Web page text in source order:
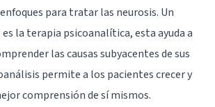
para tratar las neurosis. Un
la terapia psicoanalítica, esta ayuda a
las causas subyacentes de sus
permite a los pacientes crecer y
comprensión de sí mismos.